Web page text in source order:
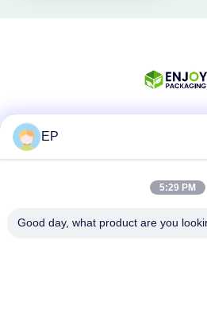
Contactez
EP
5:29 PM
Good day, what product are you